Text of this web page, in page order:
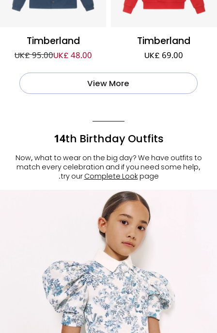
Timberland
UK£ 95.00UK£ 48.00
Timberland
UK£ 69.00
View More
14th Birthday Outfits
Now, what to wear on the big day? We have outfits to
match every celebration and if you need some help,
try our Complete Lookpage.